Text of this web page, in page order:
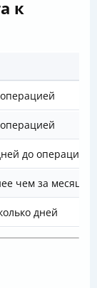
к
до операции
чем за месяц
дней